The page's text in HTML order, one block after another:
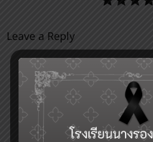
Leave a Reply